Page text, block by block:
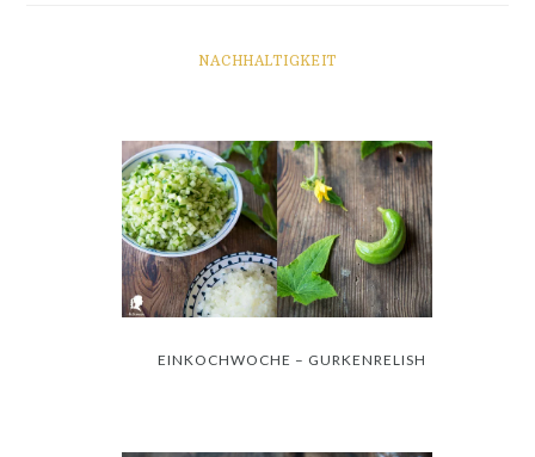
NACHHALTIGKEIT
EINKOCHWOCHE – GURKENRELISH